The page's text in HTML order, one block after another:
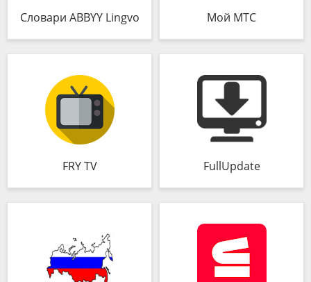
Словари ABBYY Lingvo Мой МТС
FRY TV FullUpdate